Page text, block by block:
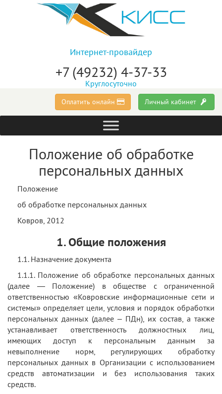
Интернет-провайдер
+7 (49232) 4-37-33
Круглосуточно
Личный кабинет
Оплатить онлайн
Положение об обработке
персональных данных
Положение
об обработке персональных данных
Ковров, 2012
1. Общие положения
1.1. Назначение документа
1.1.1. Положение об обработке персональных данных
(далее — Положение) в обществе с ограниченной
ответственностью «Ковровские информационные сети и
системы» определяет цели, условия и порядок обработки
персональных данных (далее – ПДн), их состав, а также
устанавливает ответственность должностных лиц,
имеющих доступ к персональным данным за
невыполнение норм, регулирующих обработку
персональных данных в Организации с использованием
средств автоматизации и без использования таких
средств.